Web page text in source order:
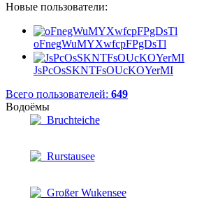
Новые пользователи:
oFnegWuMYXwfcpFPgDsTl
JsPcOsSKNTFsOUcKOYerMI
Всего пользователей: 649
Водоёмы
Bruchteiche
Rurstausee
Großer Wukensee